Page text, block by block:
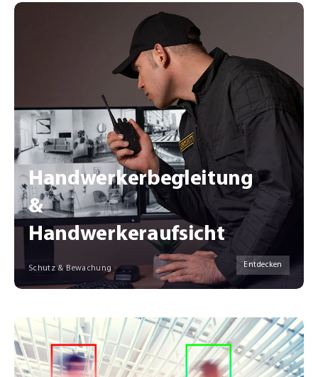
Handwerkerbegleitung
&
Handwerkeraufsicht
Schutz & Bewachung Entdecken